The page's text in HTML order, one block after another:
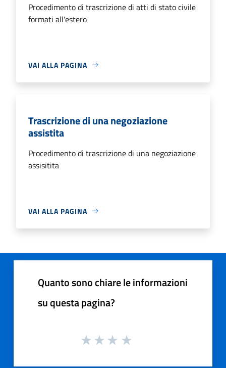
Procedimento di trascrizione di atti di stato civile
formati all'estero
VAI ALLA PAGINA
Trascrizione di una negoziazione
assistita
Procedimento di trascrizione di una negoziazione
assisitita
VAI ALLA PAGINA
Quanto sono chiare le informazioni
su questa pagina?